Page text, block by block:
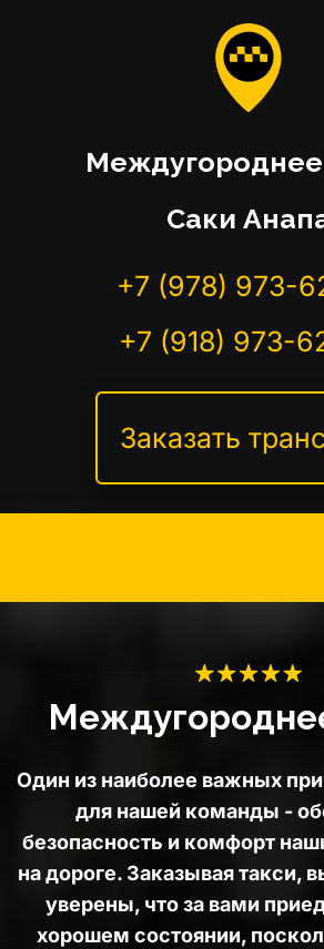
Междугороднее
Саки
+7 (978) 973-
+7 (918) 973-
Заказать
Один из наиболее важных
для нашей команды -
безопасность и комфорт
на дороге. Заказывая такси,
уверены, что за вами
хорошем состоянии,